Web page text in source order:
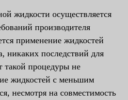
жидкости осуществляется
производителя
применение жидкостей
никаких последствий для
такой процедуры не
жидкостей с меньшим
несмотря на совместимость